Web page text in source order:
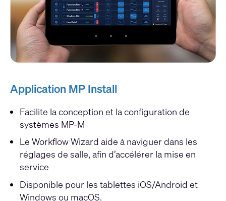
Application MP Install
Facilite la conception et la configuration de
systèmes MP-M
Le Workflow Wizard aide à naviguer dans les
réglages de salle, afin d’accélérer la mise en
service
Disponible pour les tablettes iOS/Android et
Windows ou macOS.